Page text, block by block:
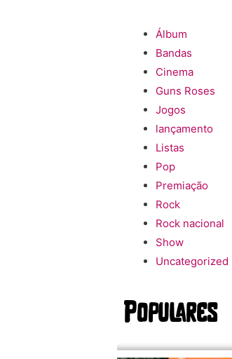
Álbum
Bandas
Cinema
Guns Roses
Jogos
lançamento
Listas
Pop
Premiação
Rock
Rock nacional
Show
Uncategorized
Populares